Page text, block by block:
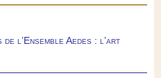
l’Ensemble Aedes : l’art